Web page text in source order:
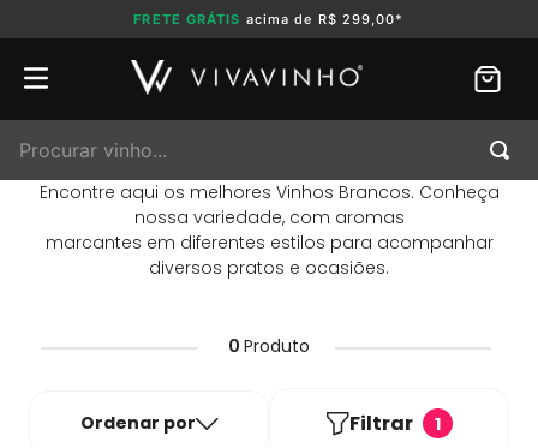
FRETE GRÁTIS acima de R$ 299,00*
Encontre aqui os melhores Vinhos Brancos. Conheça
nossa variedade, com aromas
marcantes em diferentes estilos para acompanhar
diversos pratos e ocasiões.
0 Produto
Ordenar por Filtrar 1